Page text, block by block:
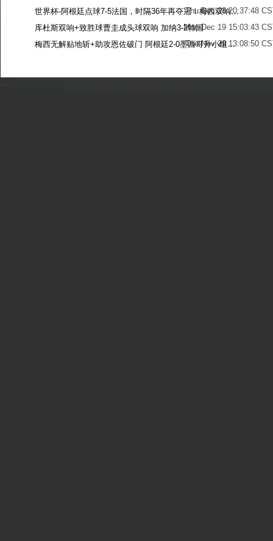
Thu Dec 28 20:37:48
世界杯-阿根廷点球7-5法国，时隔36年再夺冠！梅西双响姆巴佩戴帽
Mon Dec 19 15:03:43
库杜斯双响+致胜球曹圭成头球双响 加纳3-2韩国
Tue Nov 29 13:08:50
梅西无解贴地斩+助攻恩佐破门 阿根廷2-0墨西哥升小组第二